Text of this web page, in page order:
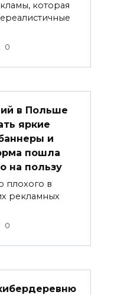
которая
0
в Польше
яркие
и
пошла
на пользу
плохого в
рекламных
0